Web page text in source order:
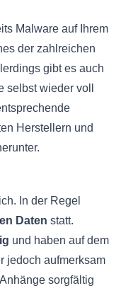
Malware auf Ihrem
der zahlreichen
gibt es auch
selbst wieder voll
Herstellern und
In der Regel
Daten statt.
und haben auf dem
jedoch aufmerksam
sorgfältig